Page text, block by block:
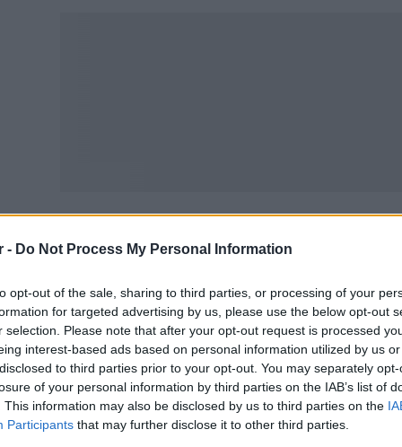
- Do Not Process My Personal Information
opt-out of the sale, sharing to third parties, or processing of your
for targeted advertising by us, please use the below opt-out
selection. Please note that after your opt-out request is processed
interest-based ads based on personal information utilized by us
to third parties prior to your opt-out. You may separately
of your personal information by third parties on the IAB’s list of
This information may also be disclosed by us to third parties on the
Participants that may further disclose it to other third parties.
η Πρόεδρος της Δημοκρατίας τόνισε ότι ο
ότι από το 2011, όπως αποδεικνύουν σχετικές
στα μεταπολεμικά χρόνια. Αναφέρθηκε,
οι νέοι άνθρωποι και ιδιαίτερα οι γυναίκες
πρόσθεσε ότι το δημογραφικό ζήτημα αποτελεί
της πατρίδας μας στην πιο γερασμένη χώρα
θάνατοι είναι περισσότεροι από τις γεννήσεις. Από
εγκαταλείπουν τη χώρα αναζητώντας καλύτερη τύχη